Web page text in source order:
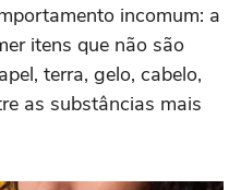
incomum: a
itens que não são
terra, gelo, cabelo,
as substâncias mais